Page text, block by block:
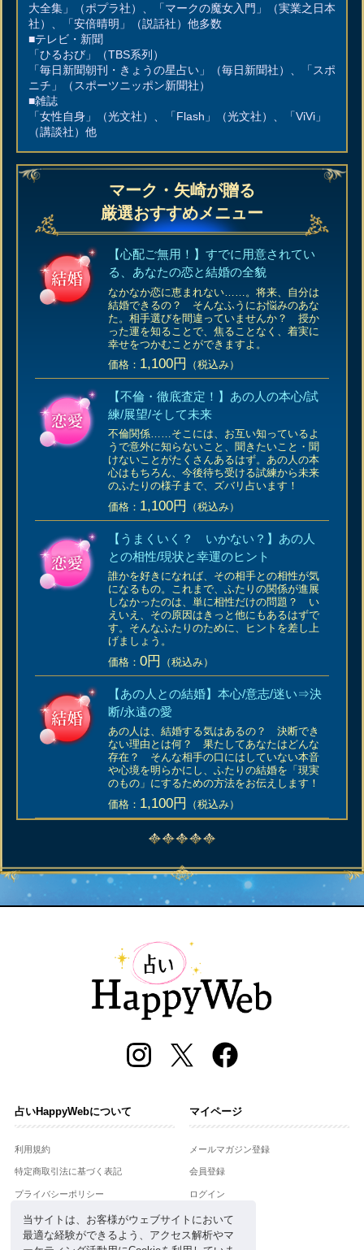
当サイトは、お客様がウェブサイトにおいて
最適な経験ができるよう、アクセス解析やマ
大全集」（ポプラ社）、「マークの魔女入門」（実業之日本
社）、「安倍晴明」（説話社）他多数
■テレビ・新聞
「ひるおび」（TBS系列）
「毎日新聞朝刊・きょうの星占い」（毎日新聞社）、「スポ
ニチ」（スポーツニッポン新聞社）
■雑誌
「女性自身」（光文社）、「Flash」（光文社）、「ViVi」
（講談社）他
マーク・矢崎が贈る
厳選おすすめメニュー
【心配ご無用！】すでに用意されてい
る、あなたの恋と結婚の全貌
なかなか恋に恵まれない……。将来、自分は
結婚できるの？ そんなふうにお悩みのあな
た。相手選びを間違っていませんか？ 授か
った運を知ることで、焦ることなく、着実に
幸せをつかむことができますよ。
価格： 1,100円 （税込み）
【不倫・徹底査定！】あの人の本心/試
練/展望/そして未来
不倫関係……そこには、お互い知っているよ
うで意外に知らないこと、聞きたいこと・聞
けないことがたくさんあるはず。あの人の本
心はもちろん、今後待ち受ける試練から未来
のふたりの様子まで、ズバリ占います！
価格： 1,100円 （税込み）
【うまくいく？ いかない？】あの人
との相性/現状と幸運のヒント
誰かを好きになれば、その相手との相性が気
になるもの。これまで、ふたりの関係が進展
しなかったのは、単に相性だけの問題？ い
えいえ、その原因はきっと他にもあるはずで
す。そんなふたりのために、ヒントを差し上
げましょう。
価格：0円 （税込み）
【あの人との結婚】本心/意志/迷い⇒決
断/永遠の愛
あの人は、結婚する気はあるの？ 決断でき
ない理由とは何？ 果たしてあなたはどんな
存在？ そんな相手の口にはしていない本音
や心境を明らかにし、ふたりの結婚を「現実
のもの」にするための方法をお伝えします！
価格： 1,100円 （税込み）
占いHappyWebについて
利用規約
特定商取引法に基づく表記
プライバシーポリシー
運営会社
お問合せ
マイページ
メールマガジン登録
会員登録
ログイン